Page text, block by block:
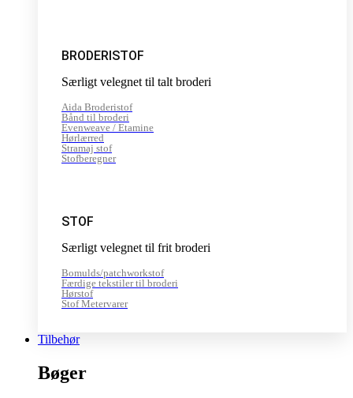
BRODERISTOF
Særligt velegnet til talt broderi
Aida Broderistof
Bånd til broderi
Evenweave / Etamine
Hørlærred
Stramaj stof
Stofberegner
STOF
Særligt velegnet til frit broderi
Bomulds/patchworkstof
Færdige tekstiler til broderi
Hørstof
Stof Metervarer
Tilbehør
Bøger